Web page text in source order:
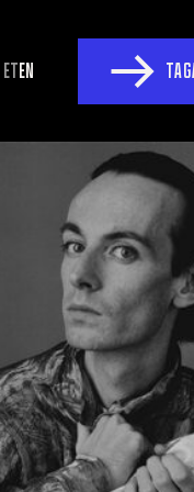
ETEN